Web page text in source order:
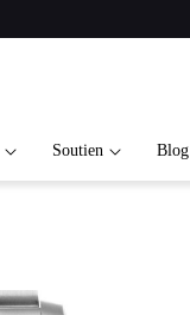
Soutien Blog